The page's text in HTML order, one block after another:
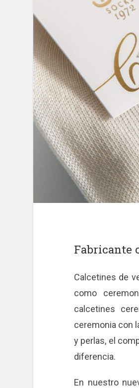
Fabricante
Calcetines de
como
calcetines
ceremonia con
y perlas, el
diferencia.
En nuestro